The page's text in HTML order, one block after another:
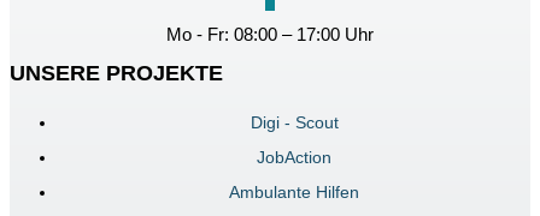
Mo - Fr: 08:00 – 17:00 Uhr
UNSERE PROJEKTE
Digi - Scout
JobAction
Ambulante Hilfen